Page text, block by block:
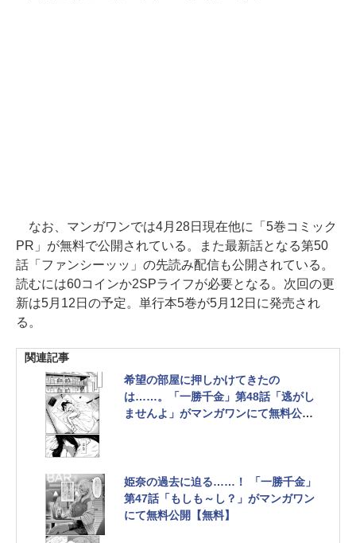
なお、マンガワンでは4月28日現在他に「5巻コミック
PR」が無料で公開されている。また最新話となる第50
話「ファンシーッッ」の先読み配信も公開されている。
読むには60コインか2SPライフが必要となる。次回の更
新は5月12日の予定。単行本5巻が5月12日に発売され
る。
関連記事
希望の部屋に押しかけてきたの
は……。「一勝千金」第48話「逃がし
ませんよ」がマンガワンにて無料公開
姫奈の過去に迫る……！ 「一勝千金」
第47話「もしも～し？」がマンガワン
にて無料公開【無料】